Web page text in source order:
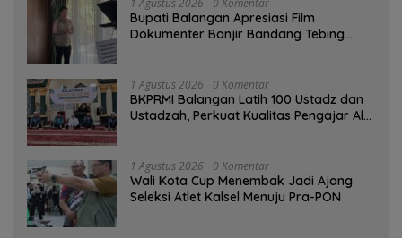
Bupati Balangan Apresiasi Film
Dokumenter Banjir Bandang Tebing
1 Agustus 2026 0 Komentar
BKPRMI Balangan Latih 100 Ustadz dan
Ustadzah, Perkuat Kualitas Pengajar Al-
1 Agustus 2026 0 Komentar
Wali Kota Cup Menembak Jadi Ajang
Seleksi Atlet Kalsel Menuju Pra-PON